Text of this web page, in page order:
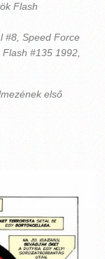
Flash
#8, Speed Force
#135 1992,
első